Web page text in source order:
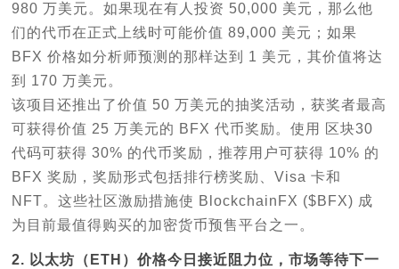
980 万美元。如果现在有人投资 50,000 美元，那么他
们的代币在正式上线时可能价值 89,000 美元；如果
BFX 价格如分析师预测的那样达到 1 美元，其价值将达
到 170 万美元。
该项目还推出了价值 50 万美元的抽奖活动，获奖者最高
可获得价值 25 万美元的 BFX 代币奖励。使用 区块30
代码可获得 30% 的代币奖励，推荐用户可获得 10% 的
BFX 奖励，奖励形式包括排行榜奖励、Visa 卡和
NFT。这些社区激励措施使 BlockchainFX ($BFX) 成
为目前最值得购买的加密货币预售平台之一。
2. 以太坊（ETH）价格今日接近阻力位，市场等待下一